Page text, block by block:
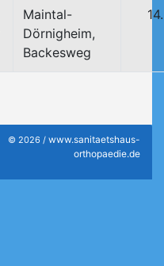
Maintal-
Dörnigheim,
Backesweg
© 2026 / www.sanitaetshaus-
orthopaedie.de